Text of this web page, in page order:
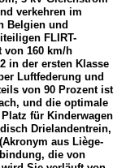
verkehren im
Belgien und
FLIRT-
von 160 km/h
in der ersten Klasse
Luftfederung und
von 90 Prozent ist
und die optimale
für Kinderwagen
Drielandentrein,
aus Liège-
die von